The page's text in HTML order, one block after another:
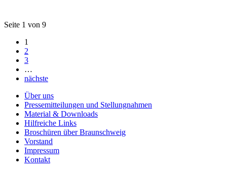
Seite 1 von 9
1
2
3
…
nächste
Über uns
Pressemitteilungen und Stellungnahmen
Material & Downloads
Hilfreiche Links
Broschüren über Braunschweig
Vorstand
Impressum
Kontakt